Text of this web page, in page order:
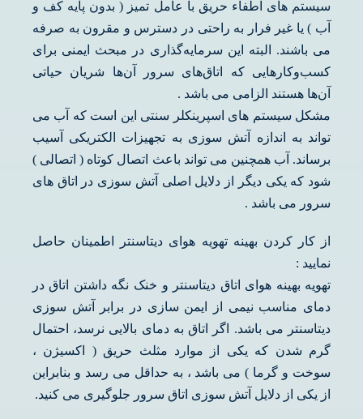
سیستم های اطفاء حریق با عامل تمیز ( بدون پایه کف و
آب ) یا غیر فرار به راحتی در دسترس و مقرون به صرفه
می باشند. البته این سرمایه‌گذاری در مبحث ایمنی برای
کسب‌وکارهایی که اتاق‌های سرور آن‌ها شریان حیاتی
آن‌ها هستند الزامی می باشد .
مشکل سیستم های اسپرینکلر سنتی این است که آب می
تواند به اندازه آتش سوزی به تجهیزات الکتریکی آسیب
برساند. آب همچنین می تواند باعث اتصال کوتاه ( اتصالی )
شود که یکی دیگر از دلایل اصلی آتش سوزی در اتاق های
سرور می باشد .
از کار کردن بهینه تهویه هوای دیتاسنتر اطمینان حاصل
نمایید :
تهویه بهینه هوای اتاق دیتاسنتر و خنک نگه داشتن اتاق در
دمای مناسب نیمی از ایمن سازی در برابر آتش سوزی
دیتاسنتر می باشد. اگر اتاق به دمای بالایی نرسد، احتمال
گرم شدن که یکی از موارد مثلث حریق ( اکسیژن ،
سوخت و گرما ) می باشد ، به حداقل می رسد و بنابراین
از یکی از دلایل آتش سوزی اتاق سرور جلوگیری می کنید.